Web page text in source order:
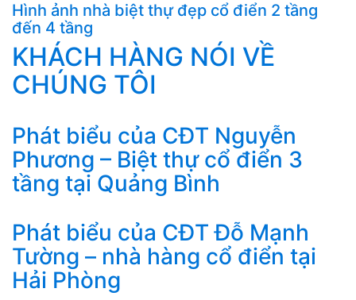
Hình ảnh nhà biệt thự đẹp cổ điển 2 tầng
đến 4 tầng
KHÁCH HÀNG NÓI VỀ
CHÚNG TÔI
Phát biểu của CĐT Nguyễn
Phương – Biệt thự cổ điển 3
tầng tại Quảng Bình
Phát biểu của CĐT Đỗ Mạnh
Tường – nhà hàng cổ điển tại
Hải Phòng